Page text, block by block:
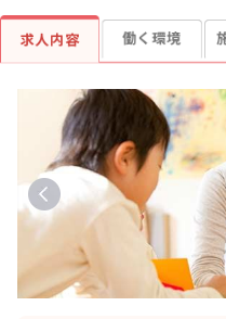
求人内容 働く環境